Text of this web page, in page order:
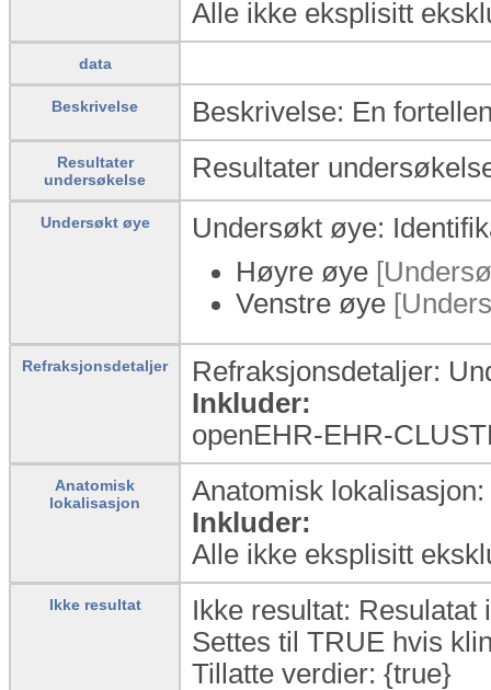
Alle ikke eksplisitt
data
Beskrivelse Beskrivelse: En
Resultater
undersøkelse
Resultater
Undersøkt øye
Undersøkt øye:
Høyre øye
Venstre øye
Refraksjonsdetaljer
Refraksjonsdetaljer:
Inkluder:
openEHR-EHR-
Anatomisk
lokalisasjon
Anatomisk
Inkluder:
Alle ikke eksplisitt
Ikke resultat
Ikke resultat: Resulatat
Settes til TRUE hvis
Tillatte verdier: {true}